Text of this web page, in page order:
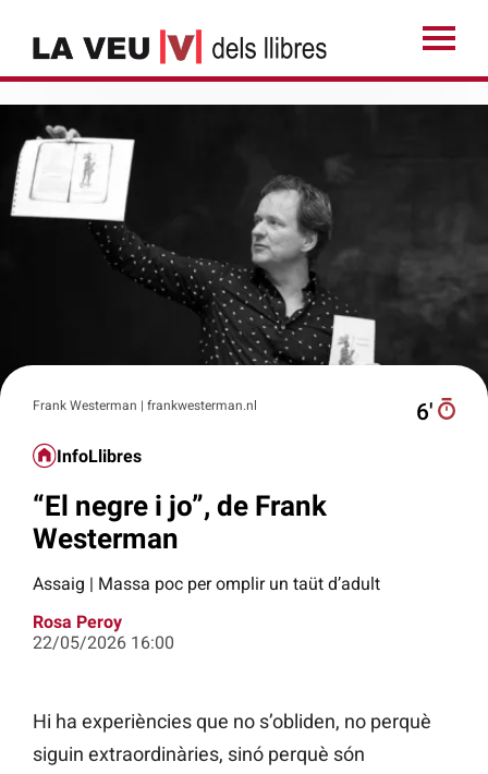
Frank Westerman | frankwesterman.nl 6′
InfoLlibres
“El negre i jo”, de Frank
Westerman
Assaig | Massa poc per omplir un taüt d’adult
Rosa Peroy
22/05/2026 16:00
Hi ha experiències que no s’obliden, no perquè
siguin extraordinàries, sinó perquè són